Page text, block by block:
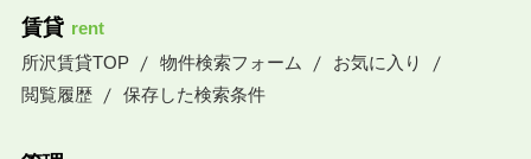
賃貸 rent
所沢賃貸TOP
物件検索フォーム
お気に入り
閲覧履歴
保存した検索条件